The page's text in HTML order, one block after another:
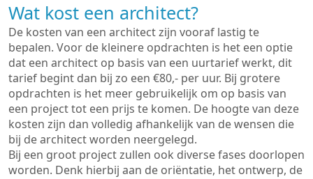
Wat kost een architect?
De kosten van een architect zijn vooraf lastig te
bepalen. Voor de kleinere opdrachten is het een optie
dat een architect op basis van een uurtarief werkt, dit
tarief begint dan bij zo een €80,- per uur. Bij grotere
opdrachten is het meer gebruikelijk om op basis van
een project tot een prijs te komen. De hoogte van deze
kosten zijn dan volledig afhankelijk van de wensen die
bij de architect worden neergelegd.
Bij een groot project zullen ook diverse fases doorlopen
worden. Denk hierbij aan de oriëntatie, het ontwerp, de